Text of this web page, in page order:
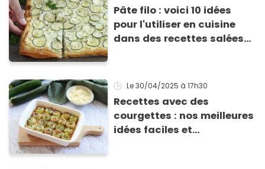
Pâte filo : voici 10 idées
pour l'utiliser en cuisine
dans des recettes salées
Le 30/04/2025 à 17h30
Recettes avec des
courgettes : nos meilleures
idées faciles et